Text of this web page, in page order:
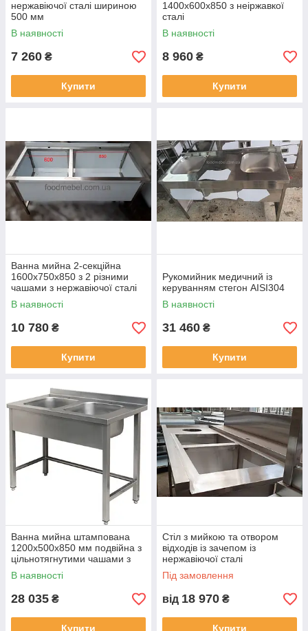
нержавіючої сталі шириною
500 мм
В наявності
7 260 ₴
Купити
1400х600х850 з неіржавкої
сталі
В наявності
8 960 ₴
Купити
Ванна мийна 2-секційна
1600х750х850 з 2 різними
чашами з нержавіючої сталі
В наявності
10 780 ₴
Купити
Рукомийник медичний із
керуванням стегон AISI304
В наявності
31 460 ₴
Купити
Ванна мийна штампована
1200х500х850 мм подвійна з
цільнотягнутими чашами з
неіржавкої сталі
В наявності
28 035 ₴
Купити
Стіл з мийкою та отвором
відходів із зачепом із
нержавіючої сталі
Під замовлення
від 18 970 ₴
Купити